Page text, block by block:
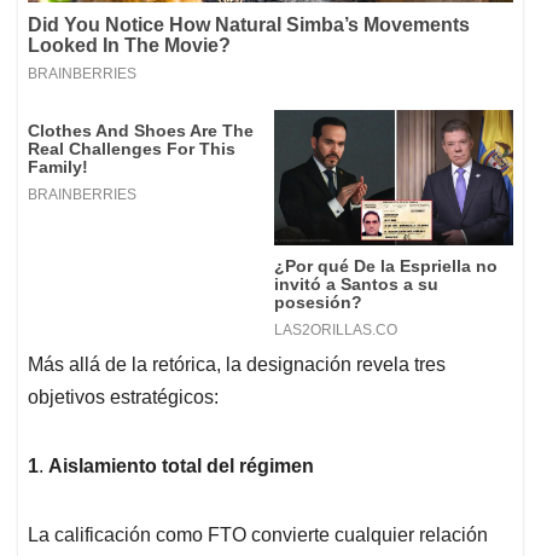
Más allá de la retórica, la designación revela tres
objetivos estratégicos:
1. Aislamiento total del régimen
La calificación como FTO convierte cualquier relación